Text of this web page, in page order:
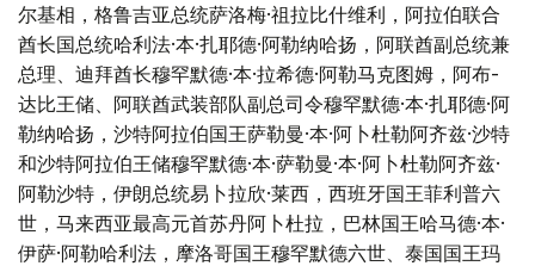
尔基相，格鲁吉亚总统萨洛梅·祖拉比什维利，阿拉伯联合
酋长国总统哈利法·本·扎耶德·阿勒纳哈扬，阿联酋副总统兼
总理、迪拜酋长穆罕默德·本·拉希德·阿勒马克图姆，阿布-
达比王储、阿联酋武装部队副总司令穆罕默德·本·扎耶德·阿
勒纳哈扬，沙特阿拉伯国王萨勒曼·本·阿卜杜勒阿齐兹·沙特
和沙特阿拉伯王储穆罕默德·本·萨勒曼·本·阿卜杜勒阿齐兹·
阿勒沙特，伊朗总统易卜拉欣·莱西，西班牙国王菲利普六
世，马来西亚最高元首苏丹阿卜杜拉，巴林国王哈马德·本·
伊萨·阿勒哈利法，摩洛哥国王穆罕默德六世、泰国国王玛